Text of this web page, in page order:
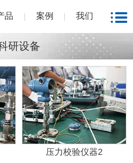
品 案例 我们
研设备
压力校验仪器2